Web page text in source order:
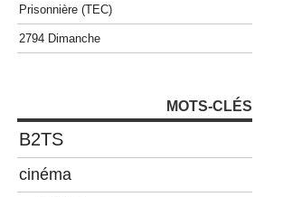
Prisonnière (TEC)
2794 Dimanche
MOTS-CLÉS
B2TS
cinéma